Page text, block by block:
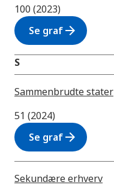
100 (2023)
Se grafarrow_forward
S
Sammenbrudte stater
51 (2024)
Se grafarrow_forward
Sekundære erhverv